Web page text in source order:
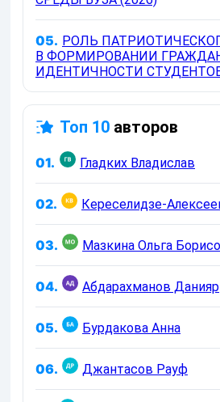
05. РОЛЬ
В ФОРМИРОВАНИИ
ИДЕНТИЧНОСТИ СТУДЕНТОВ
Топ 10 авторов
01. Гладких Владислав
02. Кереселидзе-
03. Мазкина Ольга
04. Абдарахманов Данияр
05. Бурдакова Анна
06. Джантасов Рауф